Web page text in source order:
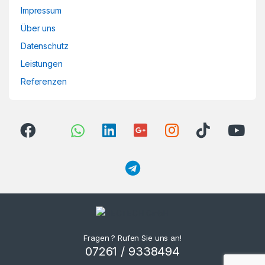
Impressum
Über uns
Datenschutz
Leistungen
Referenzen
Fragen ? Rufen Sie uns an!
07261 / 9338494